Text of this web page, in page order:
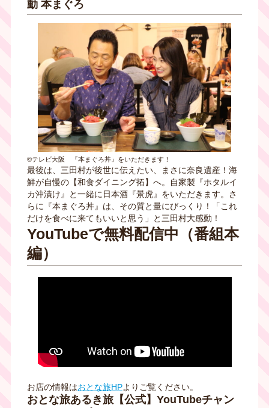
動 本まぐろ
©テレビ大阪 『本まぐろ丼』をいただきます！
最後は、三田村が後世に伝えたい、まさに奈良遺産！海
鮮が自慢の【和食ダイニング拓】へ。自家製『ホタルイ
カ沖漬け』と一緒に日本酒『景虎』をいただきます。さ
らに『本まぐろ丼』は、その質と量にびっくり！「これ
だけを食べに来てもいいと思う」と三田村大感動！
YouTubeで無料配信中（番組本
編）
お店の情報はおとな旅HPよりご覧ください。
おとな旅あるき旅【公式】YouTubeチャン